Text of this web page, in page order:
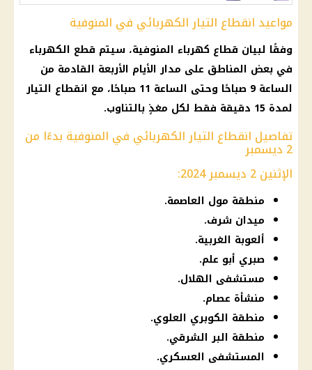
مواعيد انقطاع التيار الكهربائي في المنوفية
وفقًا لبيان قطاع كهرباء المنوفية، سيتم قطع الكهرباء
في بعض المناطق على مدار الأيام الأربعة القادمة من
الساعة 9 صباحًا وحتى الساعة 11 صباحًا، مع انقطاع التيار
لمدة 15 دقيقة فقط لكل مغذٍ بالتناوب.
تفاصيل انقطاع التيار الكهربائي في المنوفية بدءًا من
2 ديسمبر
الإثنين 2 ديسمبر 2024:
منطقة مول العاصمة.
ميدان شرف.
ألعوبة الغربية.
صبري أبو علم.
مستشفى الهلال.
منشأة عصام.
منطقة الكوبري العلوي.
منطقة البر الشرقي.
المستشفى العسكري.